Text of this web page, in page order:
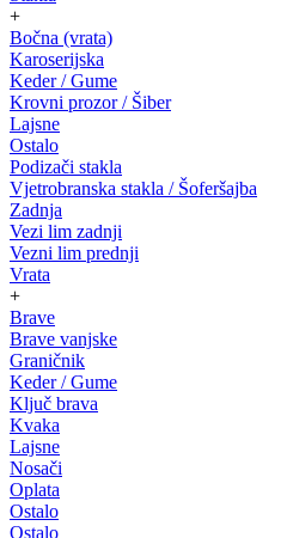
+
Bočna (vrata)
Karoserijska
Keder / Gume
Krovni prozor / Šiber
Lajsne
Ostalo
Podizači stakla
Vjetrobranska stakla / Šoferšajba
Zadnja
Vezi lim zadnji
Vezni lim prednji
Vrata
+
Brave
Brave vanjske
Graničnik
Keder / Gume
Ključ brava
Kvaka
Lajsne
Nosači
Oplata
Ostalo
Ostalo